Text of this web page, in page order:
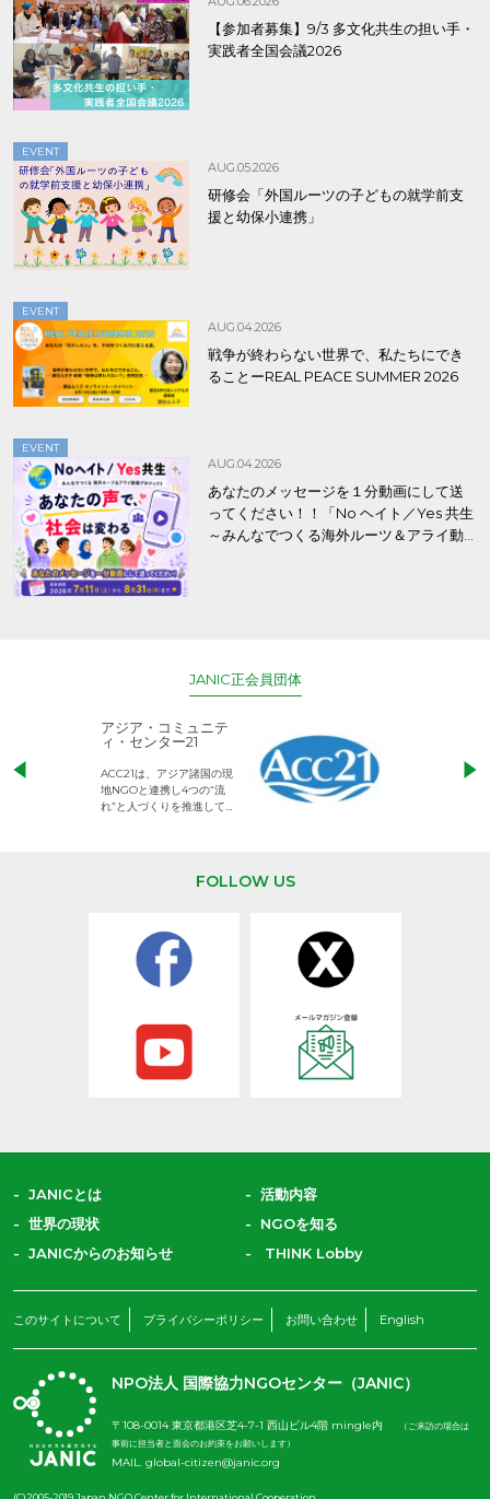
【参加者募集】9/3 多文化共生の担い手・
実践者全国会議2026
EVENT
AUG.05.2026
研修会「外国ルーツの子どもの就学前支
援と幼保小連携」
EVENT
AUG.04.2026
戦争が終わらない世界で、私たちにでき
ることーREAL PEACE SUMMER 2026
EVENT
AUG.04.2026
あなたのメッセージを１分動画にして送
ってください！！「No ヘイト／Yes 共生
～みんなでつくる海外ルーツ＆アライ動
JANIC正会員団体
アジア・コミュニテ
ィ・センター21
ACC21は、アジア諸国の現
地NGOと連携し4つの“流
れ”と人づくりを推進してい
児童労働のない
権利が守られた
FOLLOW US
JANICとは
活動内容
世界の現状
NGOを知る
JANICからのお知らせ
THINK Lobby
このサイトについて プライバシーポリシー お問い合わせ English
NPO法人 国際協力NGOセンター（JANIC）
〒108-0014 東京都港区芝4-7-1 西山ビル4階 mingle内
（ご来訪の場合は
事前に担当者と面会のお約束をお願いします）
MAIL. global-citizen@janic.org